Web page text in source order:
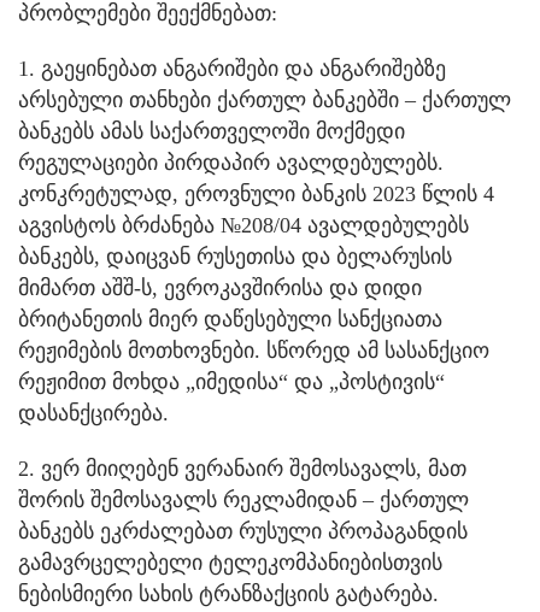
პრობლემები შეექმნებათ:
1. გაეყინებათ ანგარიშები და ანგარიშებზე
არსებული თანხები ქართულ ბანკებში – ქართულ
ბანკებს ამას საქართველოში მოქმედი
რეგულაციები პირდაპირ ავალდებულებს.
კონკრეტულად, ეროვნული ბანკის 2023 წლის 4
აგვისტოს ბრძანება №208/04 ავალდებულებს
ბანკებს, დაიცვან რუსეთისა და ბელარუსის
მიმართ აშშ-ს, ევროკავშირისა და დიდი
ბრიტანეთის მიერ დაწესებული სანქციათა
რეჟიმების მოთხოვნები. სწორედ ამ სასანქციო
რეჟიმით მოხდა „იმედისა“ და „პოსტივის“
დასანქცირება.
2. ვერ მიიღებენ ვერანაირ შემოსავალს, მათ
შორის შემოსავალს რეკლამიდან – ქართულ
ბანკებს ეკრძალებათ რუსული პროპაგანდის
გამავრცელებელი ტელეკომპანიებისთვის
ნებისმიერი სახის ტრანზაქციის გატარება.